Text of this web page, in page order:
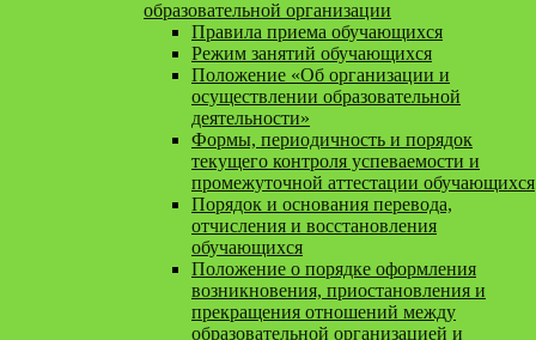
образовательной организации
Правила приема обучающихся
Режим занятий обучающихся
Положение «Об организации и
осуществлении образовательной
деятельности»
Формы, периодичность и порядок
текущего контроля успеваемости и
промежуточной аттестации обучающихся
Порядок и основания перевода,
отчисления и восстановления
обучающихся
Положение о порядке оформления
возникновения, приостановления и
прекращения отношений между
образовательной организацией и